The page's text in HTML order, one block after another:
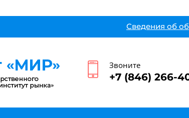
Сведения об
Звоните
+7 (846) 266-